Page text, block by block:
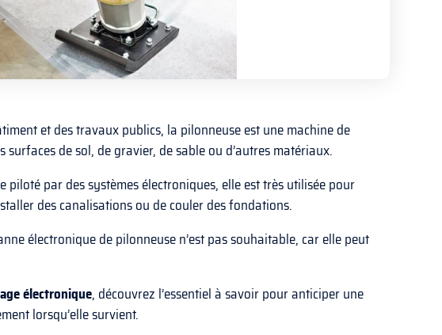
et des travaux publics, la pilonneuse est une machine de
de sol, de gravier, de sable ou d’autres matériaux.
piloté par des systèmes électroniques, elle est très utilisée pour
des canalisations ou de couler des fondations.
électronique de pilonneuse n’est pas souhaitable, car elle peut
électronique, découvrez l’essentiel à savoir pour anticiper une
lorsqu’elle survient.